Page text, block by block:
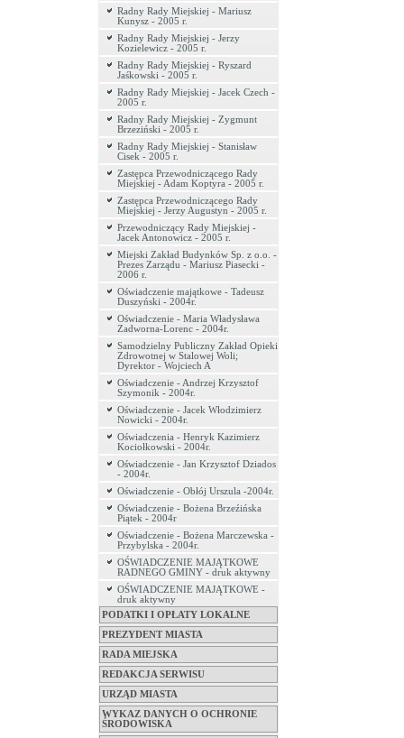
Radny Rady Miejskiej - Mariusz
Kunysz - 2005 r.
Radny Rady Miejskiej - Jerzy
Kozielewicz - 2005 r.
Radny Rady Miejskiej - Ryszard
Jaśkowski - 2005 r.
Radny Rady Miejskiej - Jacek Czech -
2005 r.
Radny Rady Miejskiej - Zygmunt
Brzeziński - 2005 r.
Radny Rady Miejskiej - Stanisław
Cisek - 2005 r.
Zastępca Przewodniczącego Rady
Miejskiej - Adam Koptyra - 2005 r.
Zastępca Przewodniczącego Rady
Miejskiej - Jerzy Augustyn - 2005 r.
Przewodniczący Rady Miejskiej -
Jacek Antonowicz - 2005 r.
Miejski Zakład Budynków Sp. z o.o. -
Prezes Zarządu - Mariusz Piasecki -
2006 r.
Oświadczenie majątkowe - Tadeusz
Duszyński - 2004r.
Oświadczenie - Maria Władysława
Zadworna-Lorenc - 2004r.
Samodzielny Publiczny Zakład Opieki
Zdrowotnej w Stalowej Woli;
Dyrektor - Wojciech A
Oświadczenie - Andrzej Krzysztof
Szymonik - 2004r.
Oświadczenie - Jacek Włodzimierz
Nowicki - 2004r.
Oświadczenia - Henryk Kazimierz
Kociołkowski - 2004r.
Oświadczenie - Jan Krzysztof Dziados
- 2004r.
Oświadczenie - Obłój Urszula -2004r.
Oświadczenie - Bożena Brzeźińska
Piątek - 2004r
Oświadczenie - Bożena Marczewska -
Przybylska - 2004r.
OŚWIADCZENIE MAJĄTKOWE
RADNEGO GMINY - druk aktywny
OŚWIADCZENIE MAJĄTKOWE -
druk aktywny
PODATKI I OPŁATY LOKALNE
PREZYDENT MIASTA
RADA MIEJSKA
REDAKCJA SERWISU
URZĄD MIASTA
WYKAZ DANYCH O OCHRONIE
ŚRODOWISKA